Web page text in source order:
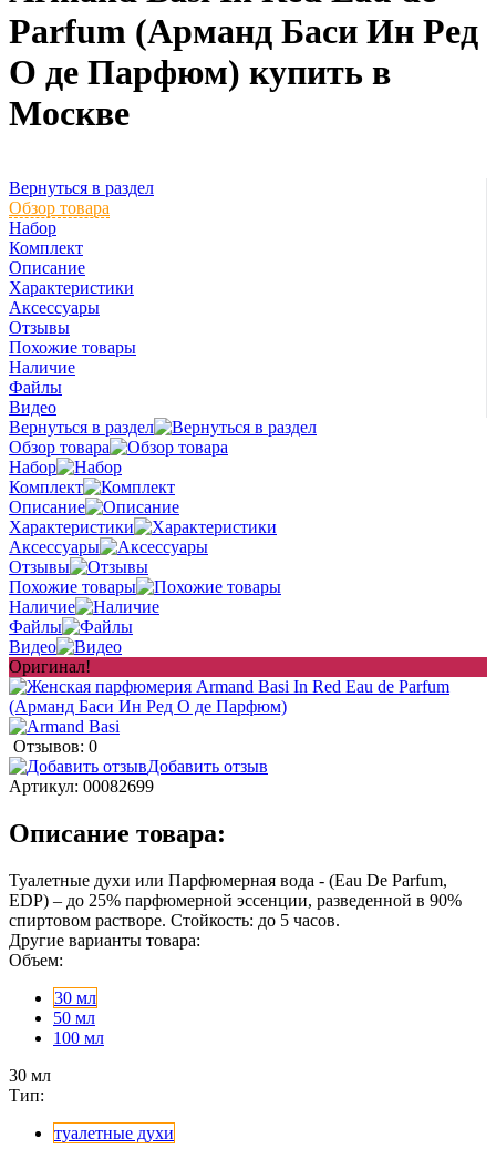
Parfum (Арманд Баси Ин Ред
О де Парфюм) купить в
Москве
Вернуться в раздел
Обзор товара
Набор
Комплект
Описание
Характеристики
Аксессуары
Отзывы
Похожие товары
Наличие
Файлы
Видео
Вернуться в раздел
Обзор товара
Набор
Комплект
Описание
Характеристики
Аксессуары
Отзывы
Похожие товары
Наличие
Файлы
Видео
Оригинал!
Отзывов: 0
Добавить отзыв
Артикул: 00082699
Описание товара:
Туалетные духи или Парфюмерная вода - (Eau De Parfum,
EDP) – до 25% парфюмерной эссенции, разведенной в 90%
спиртовом растворе. Стойкость: до 5 часов.
Другие варианты товара:
Объем:
30 мл
50 мл
100 мл
30 мл
Тип:
туалетные духи